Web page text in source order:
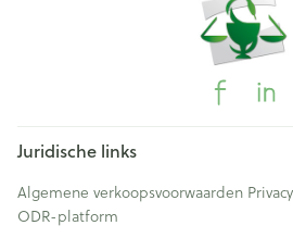
Juridische links
Algemene verkoopsvoorwaarden
ODR-platform